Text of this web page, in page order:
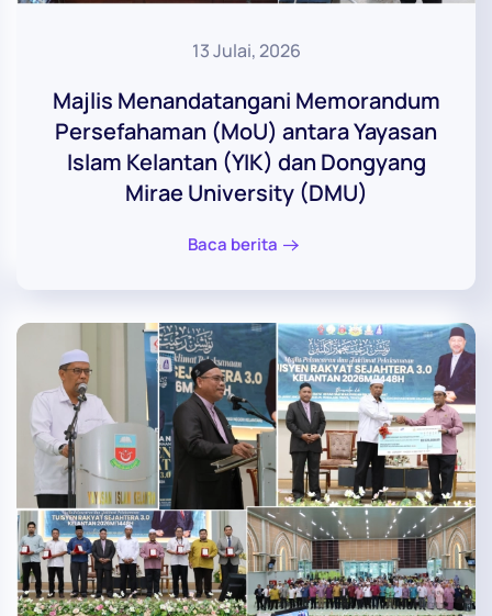
13 Julai, 2026
Majlis Menandatangani Memorandum
Persefahaman (MoU) antara Yayasan
Islam Kelantan (YIK) dan Dongyang
Mirae University (DMU)
Baca berita